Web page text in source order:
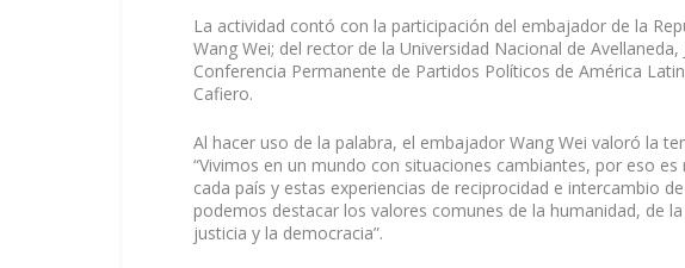
La actividad contó con la participación del embajador de la
Wang Wei; del rector de la Universidad Nacional de
Conferencia Permanente de Partidos Políticos de América
Cafiero.
Al hacer uso de la palabra, el embajador Wang Wei valoró la
“Vivimos en un mundo con situaciones cambiantes, por eso
cada país y estas experiencias de reciprocidad e intercambio
podemos destacar los valores comunes de la humanidad, de
justicia y la democracia”.